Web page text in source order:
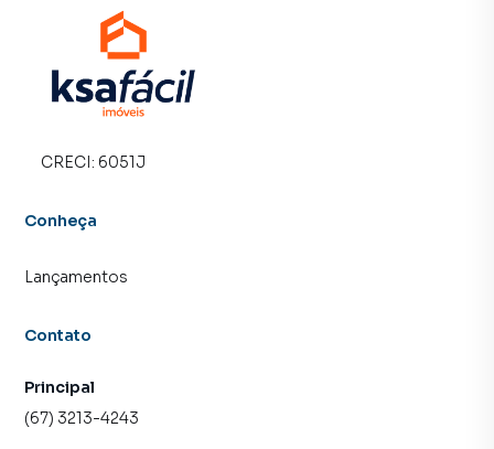
CRECI: 6051J
Conheça
Lançamentos
Contato
Principal
(67) 3213-4243